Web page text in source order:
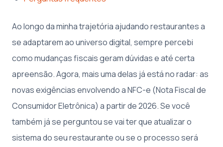
Ao longo da minha trajetória ajudando restaurantes a
se adaptarem ao universo digital, sempre percebi
como mudanças fiscais geram dúvidas e até certa
apreensão. Agora, mais uma delas já está no radar: as
novas exigências envolvendo a NFC-e (Nota Fiscal de
Consumidor Eletrônica) a partir de 2026. Se você
também já se perguntou se vai ter que atualizar o
sistema do seu restaurante ou se o processo será